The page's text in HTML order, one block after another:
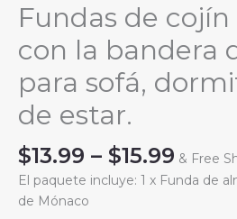
Fundas de
con la bandera
para sofá,
de estar.
$13.99 – $15.99 Price
& Free
El paquete incluye: 1 x Funda de
de Mónaco